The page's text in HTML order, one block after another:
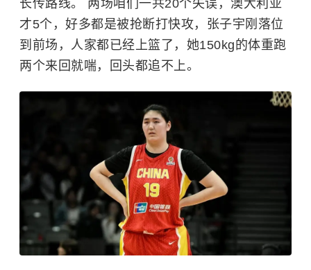
长传路线。 两场咱们一共20个失误，澳大利亚
才5个，好多都是被抢断打快攻，张子宇刚落位
到前场，人家都已经上篮了，她150kg的体重跑
两个来回就喘，回头都追不上。